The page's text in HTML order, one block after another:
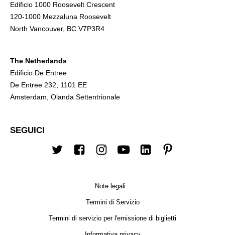
Edificio 1000 Roosevelt Crescent
120-1000 Mezzaluna Roosevelt
North Vancouver, BC V7P3R4
The Netherlands
Edificio De Entree
De Entree 232, 1101 EE
Amsterdam, Olanda Settentrionale
SEGUICI
TwitterFacebookInstagram
YoutubeLinkedIn
Note legali
Termini di Servizio
Termini di servizio per l'emissione di biglietti